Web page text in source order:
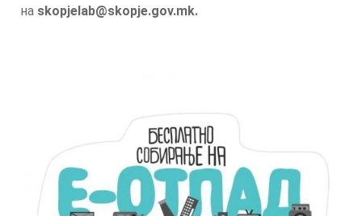
на skopjelab@skopje.gov.mk.